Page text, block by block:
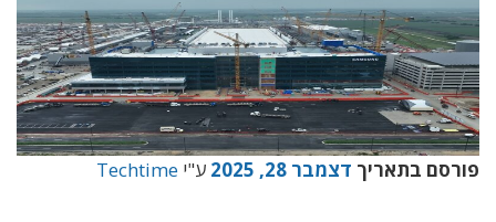
פורסם בתאריך דצמבר 28, 2025 ע"י Techtime